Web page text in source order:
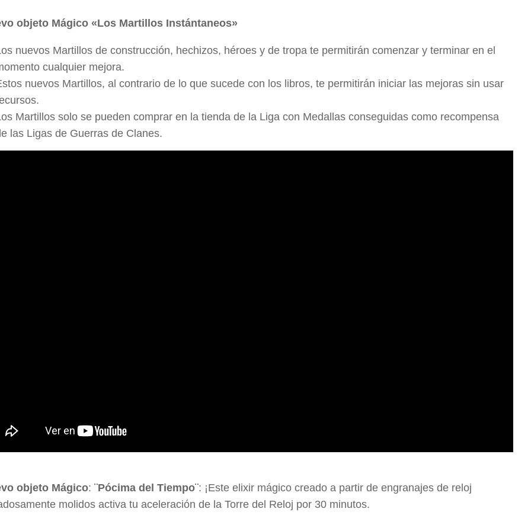
objeto Mágico «Los Martillos Instántaneos»
nuevos Martillos de construcción, hechizos, héroes y de tropa te permitirán comenzar y terminar en el
cualquier mejora.
nuevos Martillos, al contrario de lo que sucede con los libros, te permitirán iniciar las mejoras sin usar
Martillos solo se pueden comprar en la tienda de la Liga con Medallas conseguidas como recompensa
las Ligas de Guerras de Clanes.
objeto Mágico: ¨Pócima del Tiempo¨: ¡Este elixir mágico creado a partir de engranajes de reloj
molidos activa tu aceleración de la Torre del Reloj por 30 minutos.